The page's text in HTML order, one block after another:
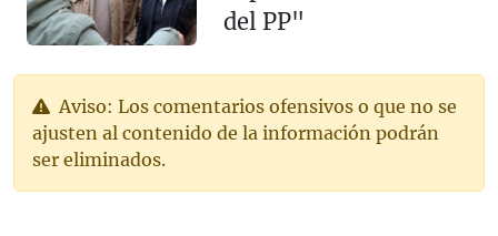
del PP"
Aviso: Los comentarios ofensivos o que no se
ajusten al contenido de la información podrán
ser eliminados.